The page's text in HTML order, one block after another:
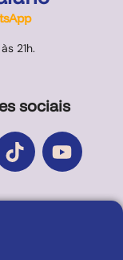
21h.
sociais